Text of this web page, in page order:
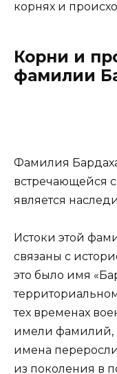
корнях и
Корни и
фамилии
Фамилия
встречающейся
является
Истоки этой
связаны с
это было имя
тех временах
имели фамилий,
имена
из поколения в